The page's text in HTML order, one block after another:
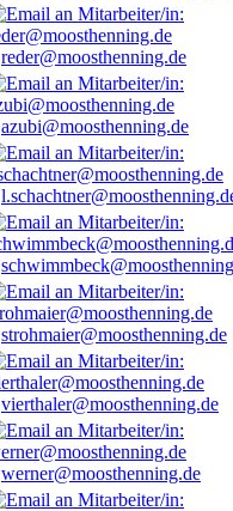
reder@moosthenning.de
azubi@moosthenning.de
strohmaier@moosthenning.de
vierthaler@moosthenning.de
werner@moosthenning.de